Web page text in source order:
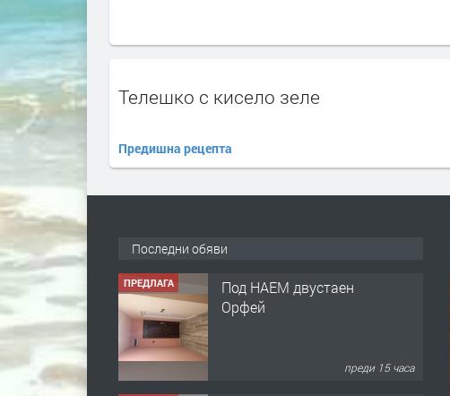
Телешко с кисело зеле
Предишна рецепта
Последни обяви
ПРЕДЛАГА
Под НАЕМ двустаен
Орфей
преди 15 часа